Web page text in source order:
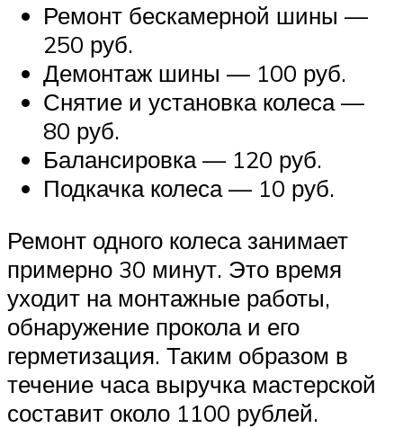
Ремонт бескамерной шины —
250 руб.
Демонтаж шины — 100 руб.
Снятие и установка колеса —
80 руб.
Балансировка — 120 руб.
Подкачка колеса — 10 руб.
Ремонт одного колеса занимает
примерно 30 минут. Это время
уходит на монтажные работы,
обнаружение прокола и его
герметизация. Таким образом в
течение часа выручка мастерской
составит около 1100 рублей.